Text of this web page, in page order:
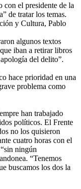
con el presidente de la
de tratar los temas.
y Cultura, Pablo
algunos textos
iban a retirar libros
del delito”.
hace prioridad en una
problema como
han trabajado
políticos. El Frente
no los quisieron
cuatro horas con el
ningún
“Tenemos
buscamos los dos la